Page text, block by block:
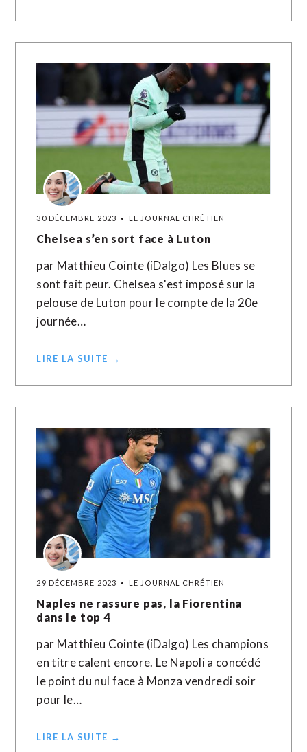
30 DÉCEMBRE 2023 LE JOURNAL CHRÉTIEN
Chelsea s’en sort face à Luton
par Matthieu Cointe (iDalgo) Les Blues se
sont fait peur. Chelsea s'est imposé sur la
pelouse de Luton pour le compte de la 20e
journée…
LIRE LA SUITE →
29 DÉCEMBRE 2023 LE JOURNAL CHRÉTIEN
Naples ne rassure pas, la Fiorentina
dans le top 4
par Matthieu Cointe (iDalgo) Les champions
en titre calent encore. Le Napoli a concédé
le point du nul face à Monza vendredi soir
pour le…
LIRE LA SUITE →